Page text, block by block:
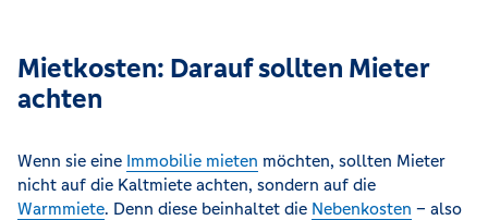
Mietkosten: Darauf sollten Mieter
achten
Wenn sie eine Immobilie mieten möchten, sollten Mieter
nicht auf die Kaltmiete achten, sondern auf die
Warmmiete. Denn diese beinhaltet die Nebenkosten – also